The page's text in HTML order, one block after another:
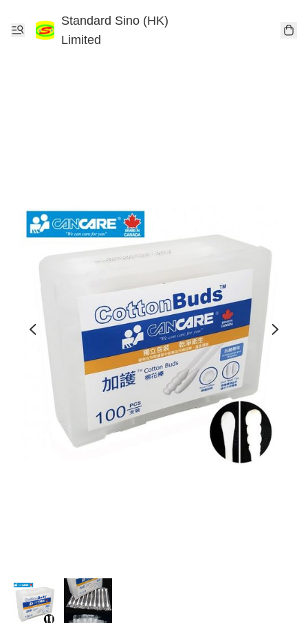
Standard Sino (HK)
Limited